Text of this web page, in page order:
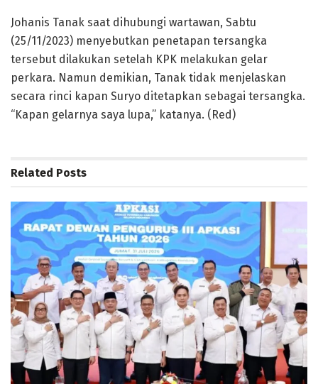
Johanis Tanak saat dihubungi wartawan, Sabtu
(25/11/2023) menyebutkan penetapan tersangka
tersebut dilakukan setelah KPK melakukan gelar
perkara. Namun demikian, Tanak tidak menjelaskan
secara rinci kapan Suryo ditetapkan sebagai tersangka.
“Kapan gelarnya saya lupa,” katanya. (Red)
Related Posts